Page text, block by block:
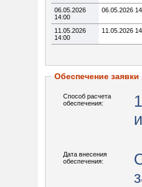
06.05.2026
14:00
06.05.2026
11.05.2026
14:00
11.05.2026
Обеспечение заявки
Способ расчета
обеспечения:
Дата внесения
обеспечения: